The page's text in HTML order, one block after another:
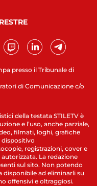
presso il Tribunale di
di Comunicazione c/o
della testata STILETV è
e l’uso, anche parziale,
filmati, loghi, grafiche
dispositivo
registrazioni, cover e
La redazione
sul sito. Non potendo
ad eliminarli su
offensivi e oltraggiosi.